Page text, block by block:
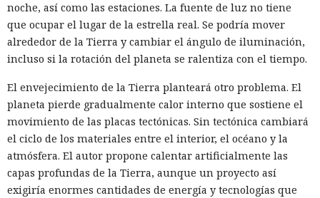
noche, así como las estaciones. La fuente de luz no tiene
que ocupar el lugar de la estrella real. Se podría mover
alrededor de la Tierra y cambiar el ángulo de iluminación,
incluso si la rotación del planeta se ralentiza con el tiempo.
El envejecimiento de la Tierra planteará otro problema. El
planeta pierde gradualmente calor interno que sostiene el
movimiento de las placas tectónicas. Sin tectónica cambiará
el ciclo de los materiales entre el interior, el océano y la
atmósfera. El autor propone calentar artificialmente las
capas profundas de la Tierra, aunque un proyecto así
exigiría enormes cantidades de energía y tecnologías que